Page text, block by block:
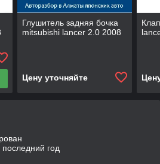
Глушитель задняя бочка
mitsubishi lancer 2.0 2008
Цену уточняйте
год